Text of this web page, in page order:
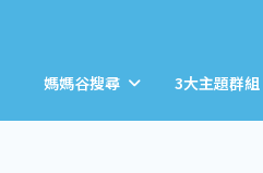
媽媽谷搜尋 3大主題群組